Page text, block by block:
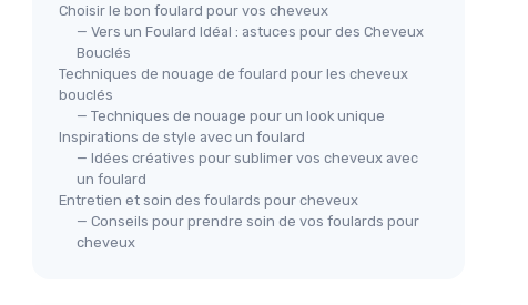
Choisir le bon foulard pour vos cheveux
— Vers un Foulard Idéal : astuces pour des Cheveux
Bouclés
Techniques de nouage de foulard pour les cheveux
bouclés
— Techniques de nouage pour un look unique
Inspirations de style avec un foulard
— Idées créatives pour sublimer vos cheveux avec
un foulard
Entretien et soin des foulards pour cheveux
— Conseils pour prendre soin de vos foulards pour
cheveux